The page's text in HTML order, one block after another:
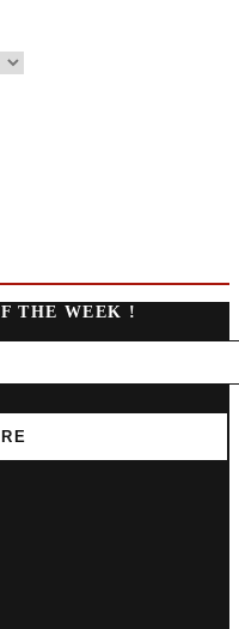
THE WEEK !